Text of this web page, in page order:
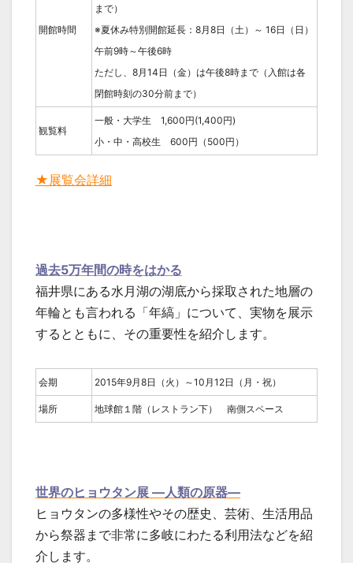
開館時間
まで）
※夏休み特別開館延長：8月8日（土）～ 16日（日）
午前9時～午後6時
ただし、8月14日（金）は午後8時まで（入館は各
閉館時刻の30分前まで）
観覧料
一般・大学生 1,600円(1,400円)
小・中・高校生 600円（500円）
★展覧会詳細
過去5万年間の時をはかる
福井県にある水月湖の湖底から採取された地層の
年輪とも言われる「年縞」について、実物を展示
するとともに、その重要性を紹介します。
会期 2015年9月8日（火）～10月12日（月・祝）
場所 地球館１階（レストラン下） 南側スペース
世界のヒョウタン展 ―人類の原器―
ヒョウタンの多様性やその歴史、芸術、生活用品
から祭器まで非常に多岐にわたる利用法などを紹
介します。